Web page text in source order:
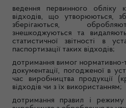
ведення первинного обліку
відходів, що утворюються,
зберігаються,
знешкоджуються та
статистичної звітності в
паспортизації таких відходів;
дотримання вимог нормативно-
документації, погодженої в
час виробництва продукції
відходів чи з їх використанням;
дотримання правил і режиму